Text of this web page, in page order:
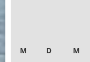
M D M